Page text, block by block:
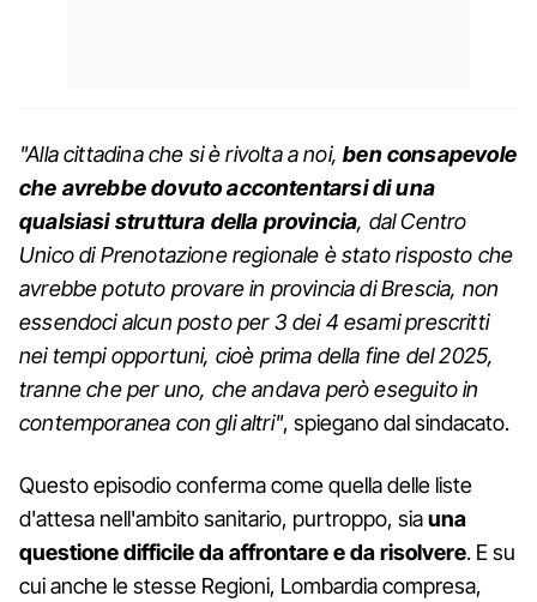
"Alla cittadina che si è rivolta a noi,ben consapevole
che avrebbe dovuto accontentarsi di una
qualsiasi struttura della provincia, dal Centro
Unico di Prenotazione regionale è stato risposto che
avrebbe potuto provare in provincia di Brescia, non
essendoci alcun posto per 3 dei 4 esami prescritti
nei tempi opportuni, cioè prima della fine del 2025,
tranne che per uno, che andava però eseguito in
contemporanea con gli altri", spiegano dal sindacato.
Questo episodio conferma come quella delle liste
d'attesa nell'ambito sanitario, purtroppo, siauna
questione difficile da affrontare e da risolvere. E su
cui anche le stesse Regioni, Lombardia compresa,